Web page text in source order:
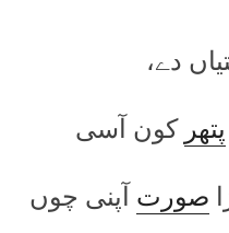
دے،
پتھر کون آسی
صورتآپنی چوں